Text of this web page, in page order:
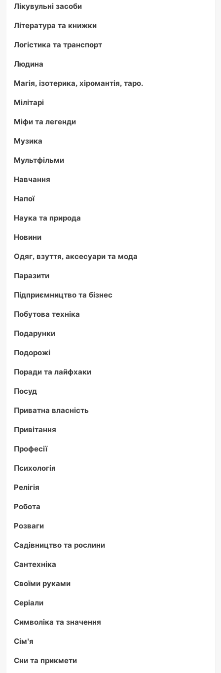
Лікувульні засоби
Література та книжки
Логістика та транспорт
Людина
Магія, ізотерика, хіромантія, таро.
Мілітарі
Міфи та легенди
Музика
Мультфільми
Навчання
Напої
Наука та природа
Новини
Одяг, взуття, аксесуари та мода
Паразити
Підприємництво та бізнес
Побутова техніка
Подарунки
Подорожі
Поради та лайфхаки
Посуд
Приватна власність
Привітання
Професії
Психологія
Релігія
Робота
Розваги
Садівництво та рослини
Сантехніка
Своїми руками
Серіали
Символіка та значення
Сім'я
Сни та прикмети